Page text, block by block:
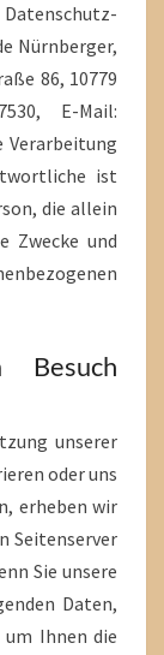
Nürnberger,
86, 10779
E-Mail:
Verarbeitung
ist
die allein
Zwecke und
Besuch
unserer
oder uns
erheben wir
Seitenserver
Sie unsere
Daten,
Ihnen die